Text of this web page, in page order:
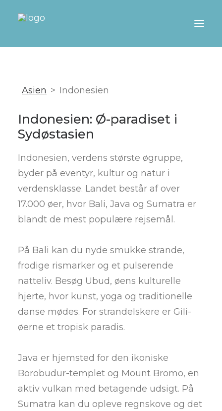
REJSETIPS
REJSEBLOGGERE
Asien Indonesien
Indonesien: Ø-paradiset i
Sydøstasien
Indonesien, verdens største øgruppe,
byder på eventyr, kultur og natur i
verdensklasse. Landet består af over
17.000 øer, hvor Bali, Java og Sumatra er
blandt de mest populære rejsemål.
På Bali kan du nyde smukke strande,
frodige rismarker og et pulserende
natteliv. Besøg Ubud, øens kulturelle
hjerte, hvor kunst, yoga og traditionelle
danse mødes. For strandelskere er Gili-
øerne et tropisk paradis.
Java er hjemsted for den ikoniske
Borobudur-templet og Mount Bromo, en
aktiv vulkan med betagende udsigt. På
Sumatra kan du opleve regnskove og det